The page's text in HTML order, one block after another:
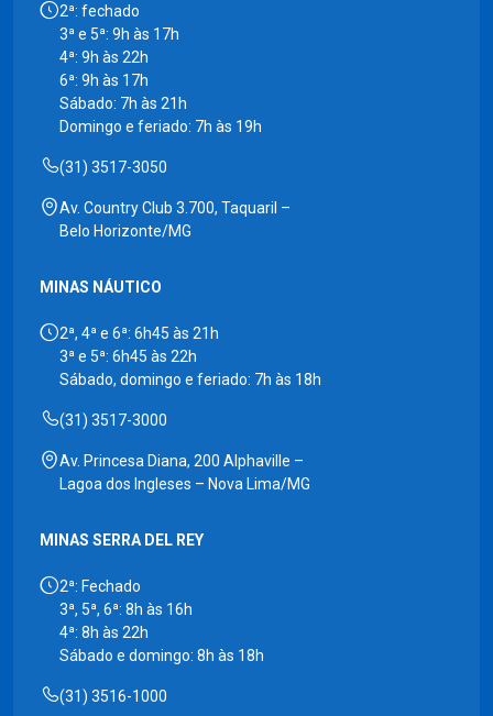
2ª: fechado
3ª e 5ª: 9h às 17h
4ª: 9h às 22h
6ª: 9h às 17h
Sábado: 7h às 21h
Domingo e feriado: 7h às 19h
(31) 3517-3050
Av. Country Club 3.700, Taquaril –
Belo Horizonte/MG
MINAS NÁUTICO
2ª, 4ª e 6ª: 6h45 às 21h
3ª e 5ª: 6h45 às 22h
Sábado, domingo e feriado: 7h às 18h
(31) 3517-3000
Av. Princesa Diana, 200 Alphaville –
Lagoa dos Ingleses – Nova Lima/MG
MINAS SERRA DEL REY
2ª: Fechado
3ª, 5ª, 6ª: 8h às 16h
4ª: 8h às 22h
Sábado e domingo: 8h às 18h
(31) 3516-1000